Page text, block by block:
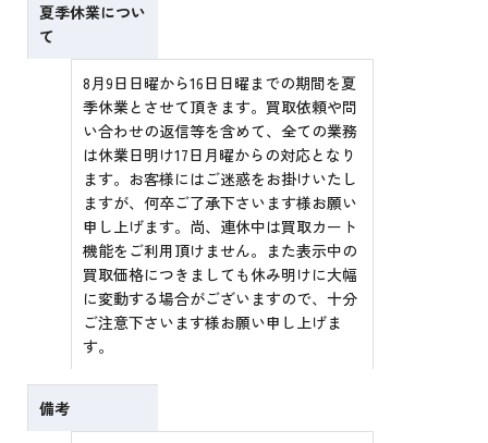
夏季休業につい
て
8月9日日曜から16日日曜までの期間を夏
季休業とさせて頂きます。買取依頼や問
い合わせの返信等を含めて、全ての業務
は休業日明け17日月曜からの対応となり
ます。お客様にはご迷惑をお掛けいたし
ますが、何卒ご了承下さいます様お願い
申し上げます。尚、連休中は買取カート
機能をご利用頂けません。また表示中の
買取価格につきましても休み明けに大幅
に変動する場合がございますので、十分
ご注意下さいます様お願い申し上げま
す。
備考